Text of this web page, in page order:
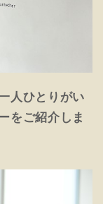
人ひとりがい
をご紹介しま